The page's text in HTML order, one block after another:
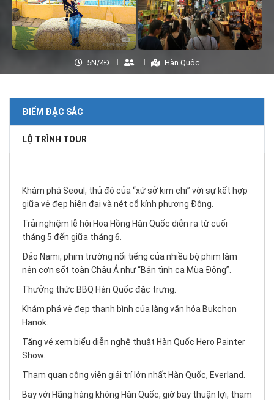
5N/4Đ Hàn Quốc
ĐIỂM ĐẶC SẮC
LỘ TRÌNH TOUR
Khám phá Seoul, thủ đô của “xứ sở kim chi” với sự kết hợp
giữa vẻ đẹp hiện đại và nét cổ kính phương Đông.
Trải nghiệm lễ hội Hoa Hồng Hàn Quốc diễn ra từ cuối
tháng 5 đến giữa tháng 6.
Đảo Nami, phim trường nổi tiếng của nhiều bộ phim làm
nên cơn sốt toàn Châu Á như “Bản tình ca Mùa Đông”.
Thưởng thức BBQ Hàn Quốc đặc trưng.
Khám phá vẻ đẹp thanh bình của làng văn hóa Bukchon
Hanok.
Tặng vé xem biểu diễn nghệ thuật Hàn Quốc Hero Painter
Show.
Tham quan công viên giải trí lớn nhất Hàn Quốc, Everland.
Bay với Hãng hàng không Hàn Quốc, giờ bay thuận lợi, tham